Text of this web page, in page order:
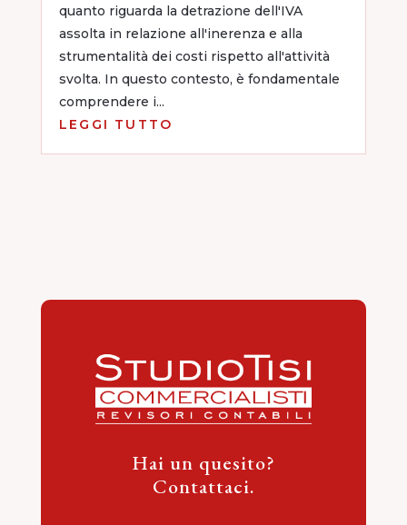
quanto riguarda la detrazione dell'IVA
assolta in relazione all'inerenza e alla
strumentalità dei costi rispetto all'attività
svolta. In questo contesto, è fondamentale
comprendere i...
LEGGI TUTTO
Hai un quesito?
Contattaci.